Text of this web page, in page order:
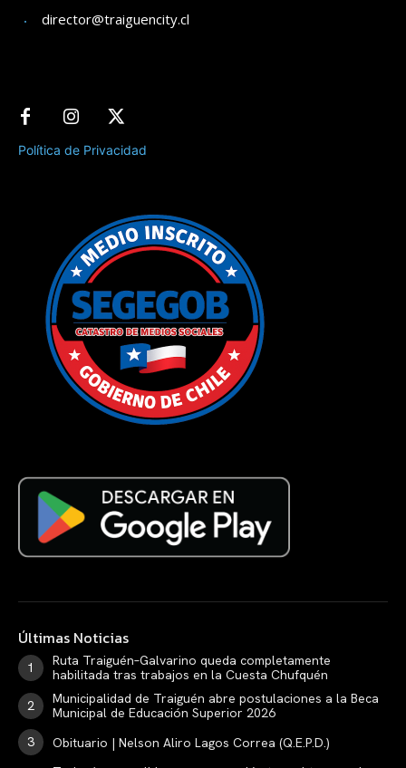
director@traiguencity.cl
Política de Privacidad
Últimas Noticias
Ruta Traiguén–Galvarino queda completamente
habilitada tras trabajos en la Cuesta Chufquén
Municipalidad de Traiguén abre postulaciones a la Beca
Municipal de Educación Superior 2026
Obituario | Nelson Aliro Lagos Correa (Q.E.P.D.)